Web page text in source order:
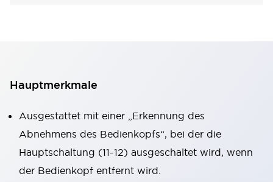
Hauptmerkmale
Ausgestattet mit einer „Erkennung des
Abnehmens des Bedienkopfs“, bei der die
Hauptschaltung (11-12) ausgeschaltet wird, wenn
der Bedienkopf entfernt wird.